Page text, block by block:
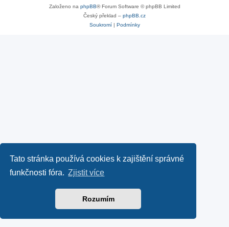
Tato stránka používá cookies k zajištění správné
funkčnosti fóra. Zjistit více
Rozumím
Založeno na phpBB® Forum Software © phpBB Limited
Český překlad – phpBB.cz
Soukromí| Podmínky